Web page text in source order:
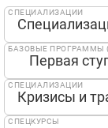
СПЕЦИАЛИЗАЦИИ
Первая
БАЗОВЫЕ ПРОГРАММЫ
СПЕЦИАЛИЗАЦИИ
СПЕЦКУРСЫ